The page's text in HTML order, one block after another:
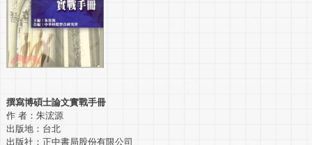
撰寫博碩士論文實戰手冊
作 者：朱浤源
出版地：台北
出版社：正中書局股份有限公司